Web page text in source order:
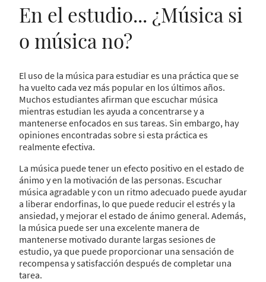
En el estudio... ¿Música si
o música no?
El uso de la música para estudiar es una práctica que se
ha vuelto cada vez más popular en los últimos años.
Muchos estudiantes afirman que escuchar música
mientras estudian les ayuda a concentrarse y a
mantenerse enfocados en sus tareas. Sin embargo, hay
opiniones encontradas sobre si esta práctica es
realmente efectiva.
La música puede tener un efecto positivo en el estado de
ánimo y en la motivación de las personas. Escuchar
música agradable y con un ritmo adecuado puede ayudar
a liberar endorfinas, lo que puede reducir el estrés y la
ansiedad, y mejorar el estado de ánimo general. Además,
la música puede ser una excelente manera de
mantenerse motivado durante largas sesiones de
estudio, ya que puede proporcionar una sensación de
recompensa y satisfacción después de completar una
tarea.